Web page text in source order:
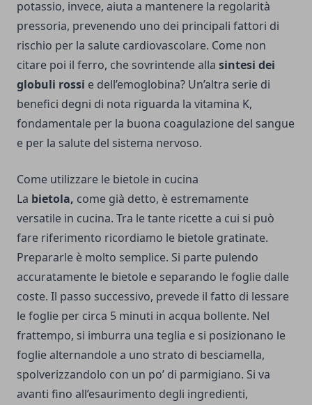
potassio, invece, aiuta a mantenere la regolarità
pressoria, prevenendo uno dei principali fattori di
rischio per la salute cardiovascolare. Come non
citare poi il ferro, che sovrintende alla sintesi dei
globuli rossi e dell’emoglobina? Un’altra serie di
benefici degni di nota riguarda la vitamina K,
fondamentale per la buona coagulazione del sangue
e per la salute del sistema nervoso.
Come utilizzare le bietole in cucina
La bietola, come già detto, è estremamente
versatile in cucina. Tra le tante ricette a cui si può
fare riferimento ricordiamo le bietole gratinate.
Prepararle è molto semplice. Si parte pulendo
accuratamente le bietole e separando le foglie dalle
coste. Il passo successivo, prevede il fatto di lessare
le foglie per circa 5 minuti in acqua bollente. Nel
frattempo, si imburra una teglia e si posizionano le
foglie alternandole a uno strato di besciamella,
spolverizzandolo con un po’ di parmigiano. Si va
avanti fino all’esaurimento degli ingredienti,